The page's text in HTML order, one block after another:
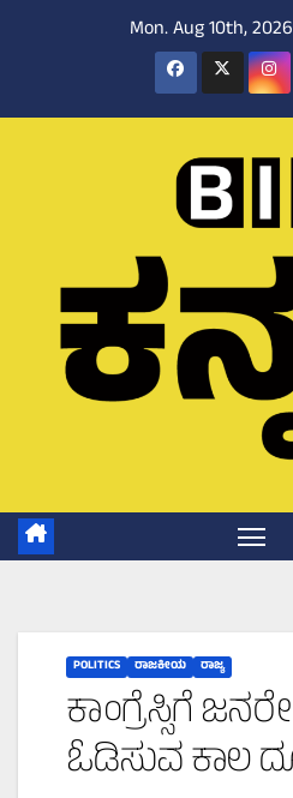
Mon. Aug 10th, 2026
POLITICS ರಾಜಕೀಯ ರಾಜ್ಯ
ಕಾಂಗ್ರೆಸ್ಸಿಗೆ
ಓಡಿಸುವ ಕಾಲ